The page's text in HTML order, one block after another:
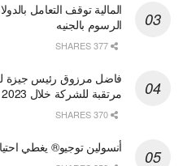
المالية توقف التعامل
الرسوم بالجنيه
مرتقبة للشركة خلال 2023
أنسولين توجيو® يغطي